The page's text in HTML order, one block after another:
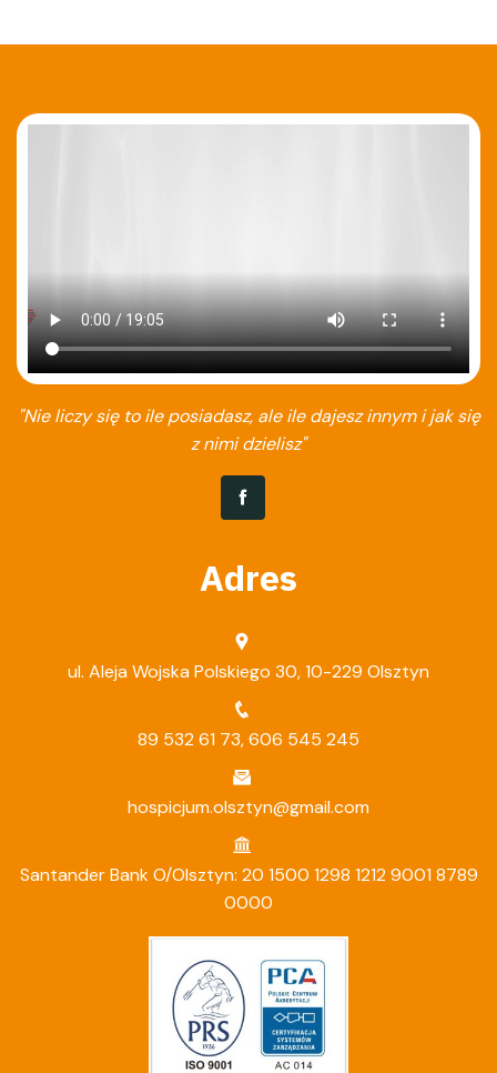
"Nie liczy się to ile posiadasz, ale ile dajesz innym i jak się
z nimi dzielisz"
Adres
ul. Aleja Wojska Polskiego 30, 10-229 Olsztyn
89 532 61 73,606 545 245
hospicjum.olsztyn@gmail.com
Santander Bank O/Olsztyn: 20 1500 1298 1212 9001 8789
0000